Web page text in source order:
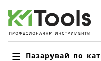
Пазарувай по